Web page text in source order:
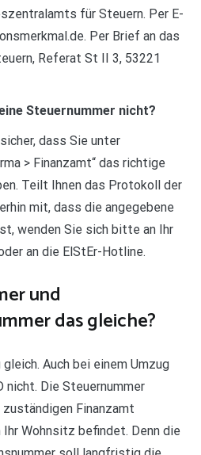
für Steuern. Per E-
Per Brief an das
Referat St II 3, 53221
Steuernummer nicht?
dass Sie unter
> Finanzamt“ das richtige
Teilt Ihnen das Protokoll der
mit, dass die angegebene
wenden Sie sich bitte an Ihr
an die ElStEr-Hotline.
und
das gleiche?
Auch bei einem Umzug
Die Steuernummer
Finanzamt
Wohnsitz befindet. Denn die